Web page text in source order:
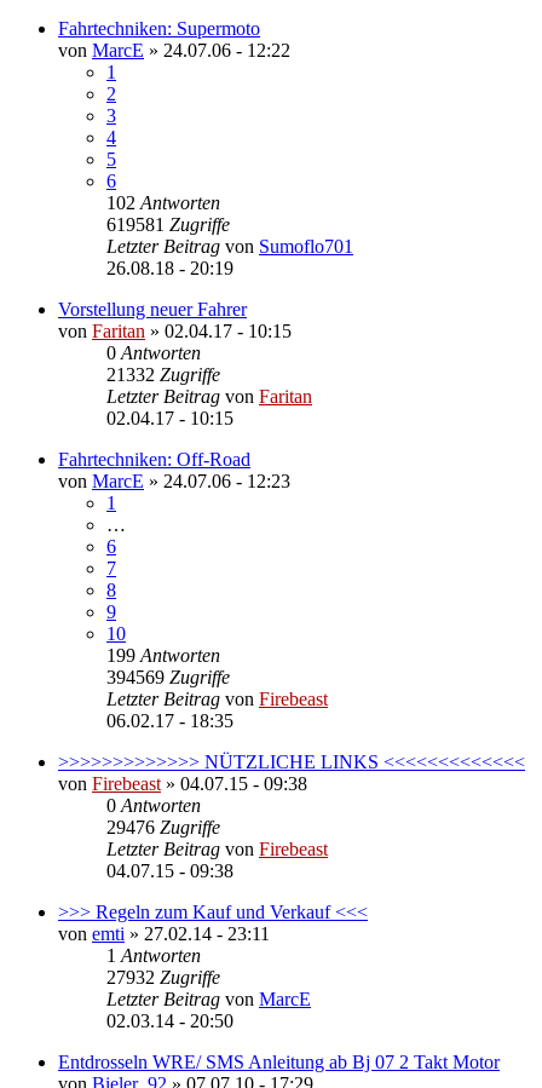
Fahrtechniken: Supermoto
von MarcE » 24.07.06 - 12:22
1
2
3
4
5
6
102 Antworten
619581 Zugriffe
Letzter Beitrag von Sumoflo701
26.08.18 - 20:19
Vorstellung neuer Fahrer
von Faritan » 02.04.17 - 10:15
0 Antworten
21332 Zugriffe
Letzter Beitrag von Faritan
02.04.17 - 10:15
Fahrtechniken: Off-Road
von MarcE » 24.07.06 - 12:23
1
…
6
7
8
9
10
199 Antworten
394569 Zugriffe
Letzter Beitrag von Firebeast
06.02.17 - 18:35
>>>>>>>>>>>>> NÜTZLICHE LINKS <<<<<<<<<<<<<
von Firebeast » 04.07.15 - 09:38
0 Antworten
29476 Zugriffe
Letzter Beitrag von Firebeast
04.07.15 - 09:38
>>> Regeln zum Kauf und Verkauf <<<
von emti » 27.02.14 - 23:11
1 Antworten
27932 Zugriffe
Letzter Beitrag von MarcE
02.03.14 - 20:50
Entdrosseln WRE/ SMS Anleitung ab Bj 07 2 Takt Motor